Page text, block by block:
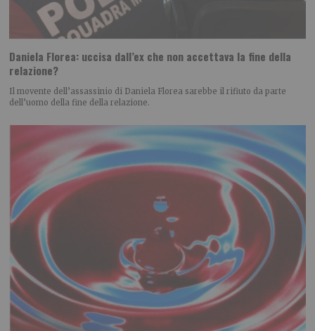
Daniela Florea: uccisa dall’ex che non accettava la fine della
relazione?
Il movente dell’assassinio di Daniela Florea sarebbe il rifiuto da parte
dell’uomo della fine della relazione.